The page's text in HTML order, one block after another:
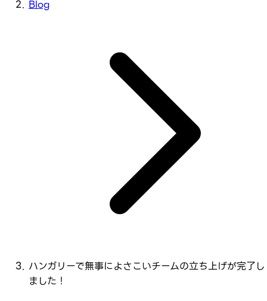
Blog
ハンガリーで無事によさこいチームの立ち上げが完了し
ました！